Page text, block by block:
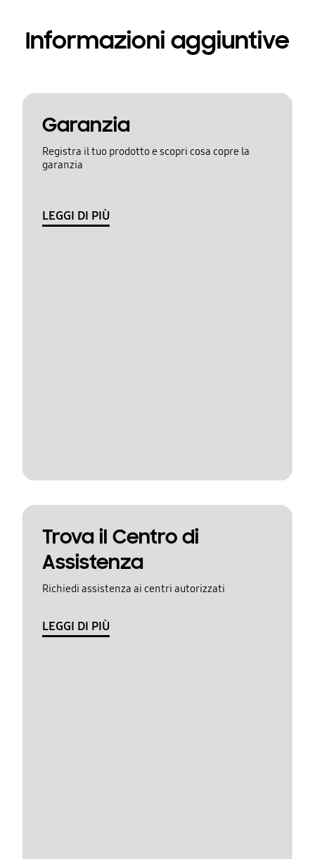
Informazioni aggiuntive
Garanzia
Registra il tuo prodotto e scopri cosa copre la
garanzia
LEGGI DI PIÙ
Trova il Centro di
Assistenza
Richiedi assistenza ai centri autorizzati
LEGGI DI PIÙ